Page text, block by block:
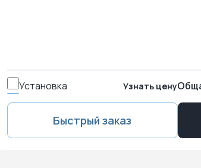
Установка Узнать цену
Быстрый заказ